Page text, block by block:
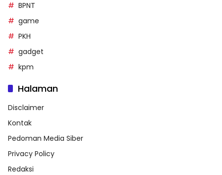
BPNT
game
PKH
gadget
kpm
Halaman
Disclaimer
Kontak
Pedoman Media Siber
Privacy Policy
Redaksi